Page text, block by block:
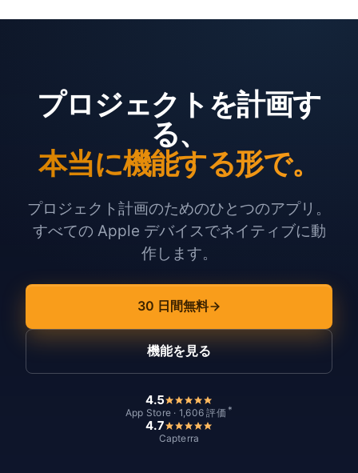
プロジェクトを計画す
る、
本当に機能する形で。
プロジェクト計画のためのひとつのアプリ。
すべての Apple デバイスでネイティブに動
作します。
30 日間無料
機能を見る
4.5
App Store · 1,606 評価 *
4.7
Capterra